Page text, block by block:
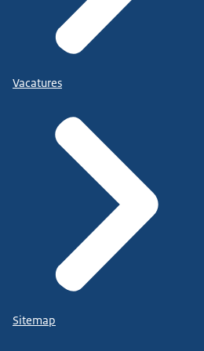
Vacatures
Sitemap